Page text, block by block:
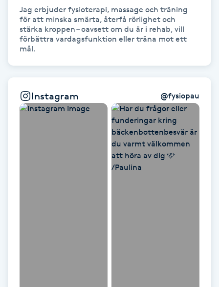
Hyperhidros
Hypnos
Hårbottenbehandling
Jag erbjuder fysioterapi, massage och träning
för att minska smärta, återfå rörlighet och
stärka kroppen – oavsett om du är i rehab, vill
förbättra vardagsfunktion eller träna mot ett
mål.
Instagram @fysiopau